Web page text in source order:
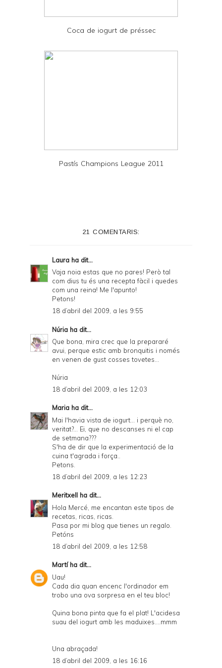
Coca de iogurt de préssec
Pastís Champions League 2011
21 COMENTARIS:
Laura ha dit...
Vaja noia estas que no pares! Però tal
com dius tu és una recepta fàcil i quedes
com una reina! Me l'apunto!
Petons!
18 d’abril del 2009, a les 9:55
Núria ha dit...
Que bona, mira crec que la prepararé
avui, perque estic amb bronquitis i només
en venen de gust cosses tovetes...
Núria
18 d’abril del 2009, a les 12:03
Maria ha dit...
Mai l'havia vista de iogurt... i perquè no,
veritat?... Ei, que no descanses ni el cap
de setmana???
S'ha de dir que la experimentació de la
cuina t'agrada i força..
Petons.
18 d’abril del 2009, a les 12:23
Meritxell ha dit...
Hola Mercé, me encantan este tipos de
recetas, ricas, ricas.
Pasa por mi blog que tienes un regalo.
Petóns
18 d’abril del 2009, a les 12:58
Martíha dit...
Uau!
Cada dia quan encenc l'ordinador em
trobo una ova sorpresa en el teu bloc!
Quina bona pinta que fa el plat! L'acidesa
suau del iogurt amb les maduixes....mmm
Una abraçada!
18 d’abril del 2009, a les 16:16